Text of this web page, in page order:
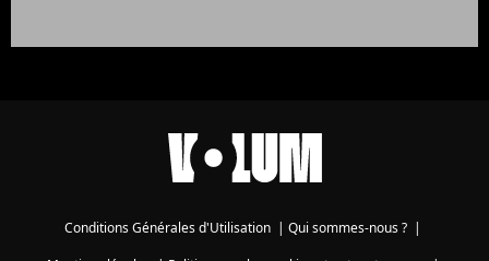
Conditions Générales d'Utilisation | Qui sommes-nous ? |